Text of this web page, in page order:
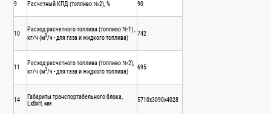
9 Расчетный КПД (топливо №2), % 90
10
Расход расчетного топлива (топливо №1) ,
кг/ч (м3/ч - для газа и жидкого топлива)
742
11
Расход расчетного топлива (топливо №2),
кг/ч (м3/ч - для газа и жидкого топлива)
695
14
Габариты транспортабельного блока,
LxBxH, мм
5710х3090х4028